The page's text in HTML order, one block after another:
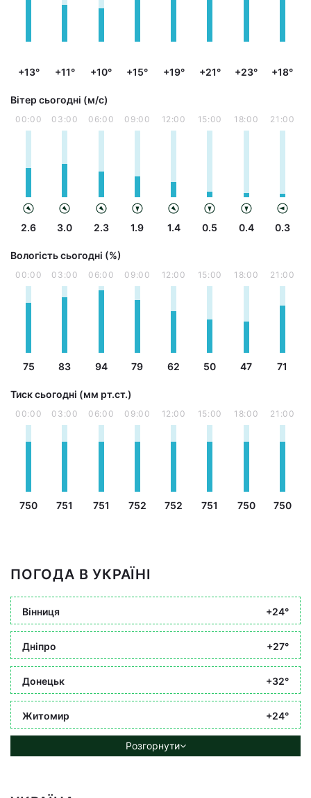
+13° +11° +10° +15° +19° +21° +23° +18°
Вітер сьогодні (м/с)
00:00
2.6
03:00
3.0
06:00
2.3
09:00
1.9
12:00
1.4
15:00
0.5
18:00
0.4
21:00
0.3
Вологість сьогодні (%)
00:00
75
03:00
83
06:00
94
09:00
79
12:00
62
15:00
50
18:00
47
21:00
71
Тиск сьогодні (мм рт.ст.)
00:00
750
03:00
751
06:00
751
09:00
752
12:00
752
15:00
751
18:00
750
21:00
750
ПОГОДА В УКРАЇНІ
Вінниця +24°
Дніпро +27°
Донецьк +32°
Житомир +24°
Розгорнути